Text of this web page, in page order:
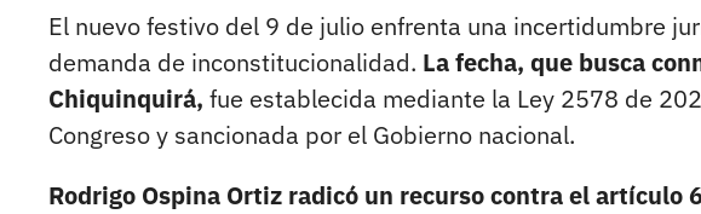
El nuevo festivo del 9 de julio enfrenta una incertidumbre
demanda de inconstitucionalidad. La fecha, que busca
Chiquinquirá, fue establecida mediante la Ley 2578 de
Congreso y sancionada por el Gobierno nacional.
Rodrigo Ospina Ortiz radicó un recurso contra el artículo